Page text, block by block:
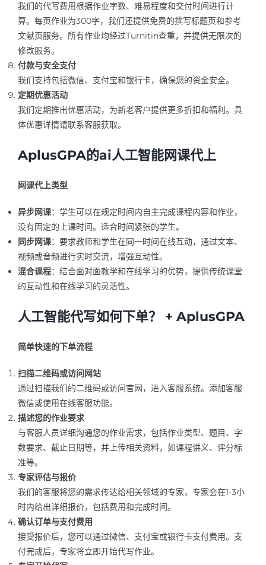
我们的代写费用根据作业字数、难易程度和交付时间进行计
算。每页作业为300字，我们还提供免费的撰写标题页和参考
文献页服务。所有作业均经过Turnitin查重，并提供无限次的
修改服务。
付款与安全支付
我们支持包括微信、支付宝和银行卡，确保您的资金安全。
定期优惠活动
我们定期推出优惠活动，为新老客户提供更多折扣和福利。具
体优惠详情请联系客服获取。
AplusGPA的ai人工智能网课代上
网课代上类型
异步网课：学生可以在规定时间内自主完成课程内容和作业，
没有固定的上课时间。适合时间紧张的学生。
同步网课：要求教师和学生在同一时间在线互动，通过文本、
视频或音频进行实时交流，增强互动性。
混合课程：结合面对面教学和在线学习的优势，提供传统课堂
的互动性和在线学习的灵活性。
人工智能代写如何下单？ + AplusGPA
简单快速的下单流程
扫描二维码或访问网站
通过扫描我们的二维码或访问官网，进入客服系统。添加客服
微信或使用在线客服功能。
描述您的作业要求
与客服人员详细沟通您的作业需求，包括作业类型、题目、字
数要求、截止日期等，并上传相关资料，如课程讲义、评分标
准等。
专家评估与报价
我们的客服将您的需求传达给相关领域的专家，专家会在1-3小
时内给出详细报价，包括费用和完成时间。
确认订单与支付费用
接受报价后，您可以通过微信、支付宝或银行卡支付费用。支
付完成后，专家将立即开始代写作业。